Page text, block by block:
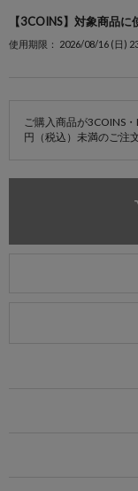
【3COINS】対象商品
使用期限： 2026/08/16 (日)
ご購入商品が3COINS
円（税込）未満のご注